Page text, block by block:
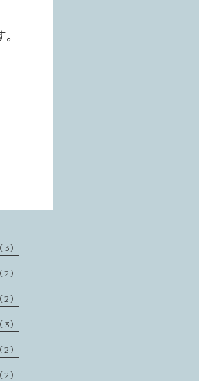
）
）
）
）
）
）